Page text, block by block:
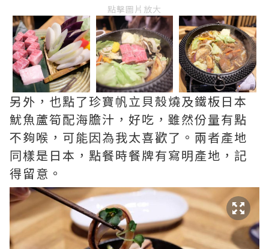
點擊圖片放大
另外，也點了珍寶帆立貝殼燒及鐵板日本
魷魚蘆筍配海膽汁，好吃，雖然份量有點
不夠喉，可能因為我太喜歡了。兩者產地
同樣是日本，點餐時餐牌有寫明產地，記
得留意。